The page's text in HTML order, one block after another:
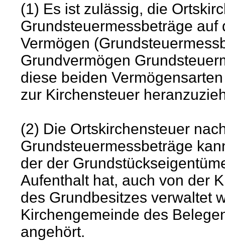
(1) Es ist zulässig, die
Grundsteuermessbeträge
Vermögen
Grundvermögen
diese beiden
zur Kirchensteuer
(2) Die Ortskirchensteuer
Grundsteuermessbeträge
der der
Aufenthalt hat, auch von der
des Grundbesitzes verwaltet
Kirchengemeinde des
angehört.